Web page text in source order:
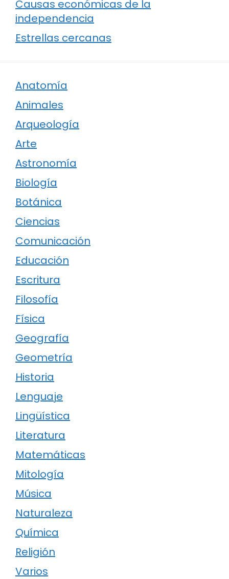
Causas económicas de la
independencia
Estrellas cercanas
Anatomía
Animales
Arqueología
Arte
Astronomía
Biología
Botánica
Ciencias
Comunicación
Educación
Escritura
Filosofía
Física
Geografía
Geometría
Historia
Lenguaje
Lingüística
Literatura
Matemáticas
Mitología
Música
Naturaleza
Química
Religión
Varios